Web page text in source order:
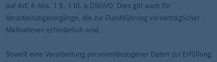
auf Art. 6 Abs. 1 S. 1 lit. b DSGVO. Dies gilt auch für
Verarbeitungsvorgänge, die zur Durchführung vorvertraglicher
Maßnahmen erforderlich sind.
Soweit eine Verarbeitung personenbezogener Daten zur Erfüllung